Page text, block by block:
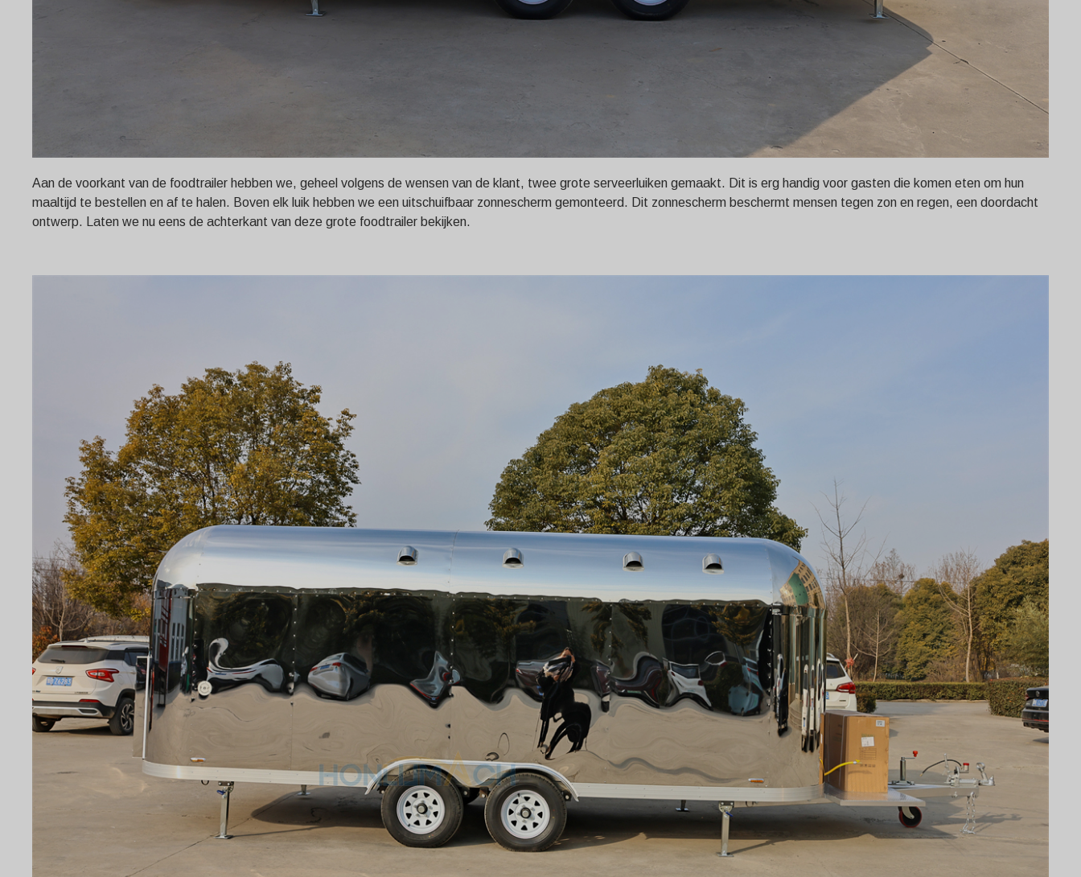
Aan de voorkant van de foodtrailer hebben we, geheel volgens de wensen van de klant, twee grote serveerluiken gemaakt. Dit is erg handig voor gasten die komen eten om hun
maaltijd te bestellen en af te halen. Boven elk luik hebben we een uitschuifbaar zonnescherm gemonteerd. Dit zonnescherm beschermt mensen tegen zon en regen, een doordacht
ontwerp. Laten we nu eens de achterkant van deze grote foodtrailer bekijken.